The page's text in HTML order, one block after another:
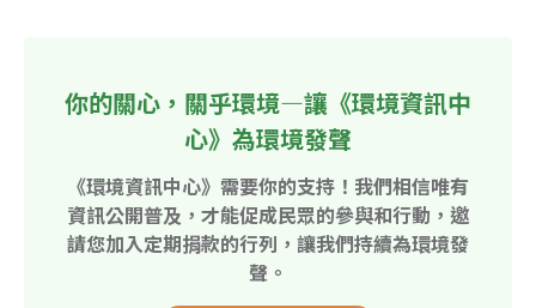
你的關心，關乎環境—讓《環境資訊中
心》為環境發聲
《環境資訊中心》需要你的支持！我們相信唯有
資訊公開普及，才能促成民眾的參與和行動，邀
請您加入定期捐款的行列，讓我們持續為環境發
聲。